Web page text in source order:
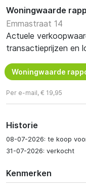
Woningwaarde
Emmastraat 14
Actuele
transactieprijzen en
Woningwaarde
Per e-mail, € 19,95
Historie
08-07-2026: te koop
31-07-2026: verkocht
Kenmerken